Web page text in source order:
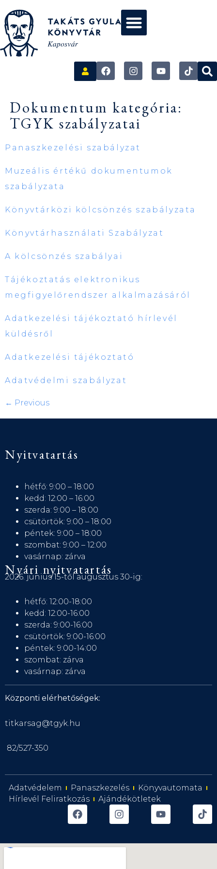
Dokumentum kategória:
TGYK szabályzatai
Panaszkezelési szabályzat
Muzeális értékű dokumentumok
szabályzata
Könyvtárközi kölcsönzés szabályzata
Könyvtárhasználati Szabályzat
A kölcsönzés szabályai
Tájékoztatás elektronikus
megfigyelőrendszer alkalmazásáról
Adatkezelési tájékoztató hírlevél
küldésről
Adatkezelési tájékoztató
Adatvédelmi szabályzat
← Previous
Nyitvatartás
hétfő: 9:00 – 18:00
kedd: 12:00 – 16:00
szerda: 9:00 – 18:00
csütörtök: 9:00 – 18:00
péntek: 9:00 – 18:00
szombat: 9:00 – 12:00
vasárnap: zárva
Nyári nyitvatartás
2026. június 15-től augusztus 30-ig:
hétfő: 12:00-18:00
kedd: 12:00-16:00
szerda: 9:00-16:00
csütörtök: 9:00-16:00
péntek: 9:00-14:00
szombat: zárva
vasárnap: zárva
Központi elérhetőségek:
titkarsag@tgyk.hu
82/527-350
Adatvédelem Panaszkezelés
Könyvautomata
Hírlevél Feliratkozás
Ajándékötletek